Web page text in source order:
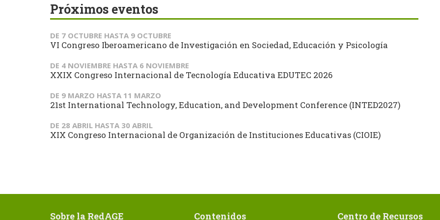
Próximos eventos
DE 7 OCTUBRE HASTA 9 OCTUBRE
VI Congreso Iberoamericano de Investigación en Sociedad, Educación y Psicología
DE 4 NOVIEMBRE HASTA 6 NOVIEMBRE
XXIX Congreso Internacional de Tecnología Educativa EDUTEC 2026
DE 9 MARZO HASTA 11 MARZO
21st International Technology, Education, and Development Conference (INTED2027)
DE 28 ABRIL HASTA 30 ABRIL
XIX Congreso Internacional de Organización de Instituciones Educativas (CIOIE)
Sobre la RedAGE Contenidos Centro de Recursos